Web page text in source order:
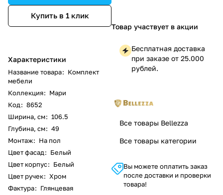
Купить в 1 клик
Характеристики
Название товара: Комплект
мебели
Коллекция: Мари
Код: 8652
Ширина, см: 106.5
Глубина, см: 49
Монтаж: На пол
Цвет фасад: Белый
Цвет корпус: Белый
Цвет ручек: Хром
Фактура: Глянцевая
Товар участвует в акции
Бесплатная доставка
при заказе от 25.000
рублей.
Все товары Bellezza
Все товары категории
Вы можете оплатить заказ
после доставки и проверки
товара!